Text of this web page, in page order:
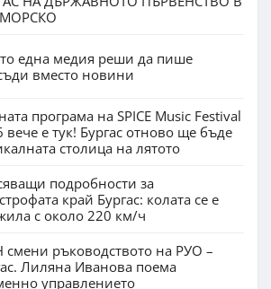
една медия реши да пише
вместо новини
програма на SPICE Music Festival
вече е тук! Бургас отново ще бъде
столица на лятото
подробности за
край Бургас: колата се е
с около 220 км/ч
ръководството на РУО –
Лиляна Иванова поема
управлението